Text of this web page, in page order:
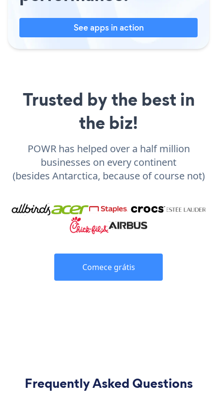
See apps in action
Trusted by the best in
the biz!
POWR has helped over a half million
businesses on every continent
(besides Antarctica, because of course not)
Comece grátis
Frequently Asked Questions